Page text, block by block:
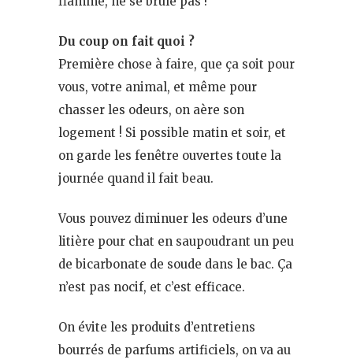
Du coup on fait quoi ?
Première chose à faire, que ça soit pour
vous, votre animal, et même pour
chasser les odeurs, on aère son
logement ! Si possible matin et soir, et
on garde les fenêtre ouvertes toute la
journée quand il fait beau.
Vous pouvez diminuer les odeurs d’une
litière pour chat en saupoudrant un peu
de bicarbonate de soude dans le bac. Ça
n’est pas nocif, et c’est efficace.
On évite les produits d’entretiens
bourrés de parfums artificiels, on va au